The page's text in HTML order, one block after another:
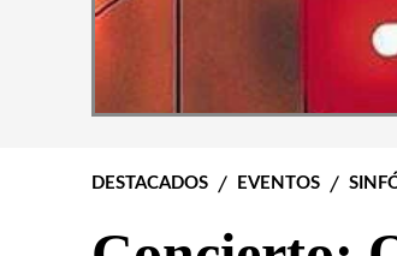
DESTACADOS EVENTOS